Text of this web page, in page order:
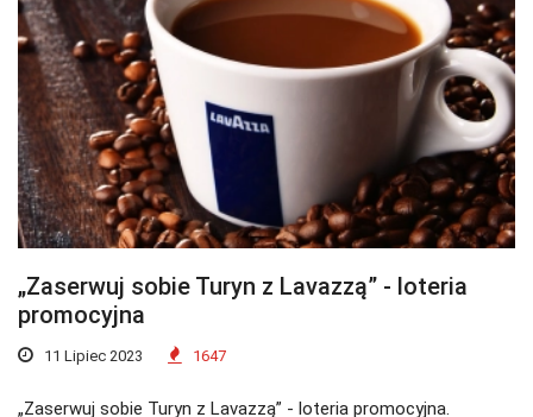
„Zaserwuj sobie Turyn z Lavazzą” - loteria
promocyjna
11 Lipiec 2023 1647
„Zaserwuj sobie Turyn z Lavazzą” - loteria promocyjna.